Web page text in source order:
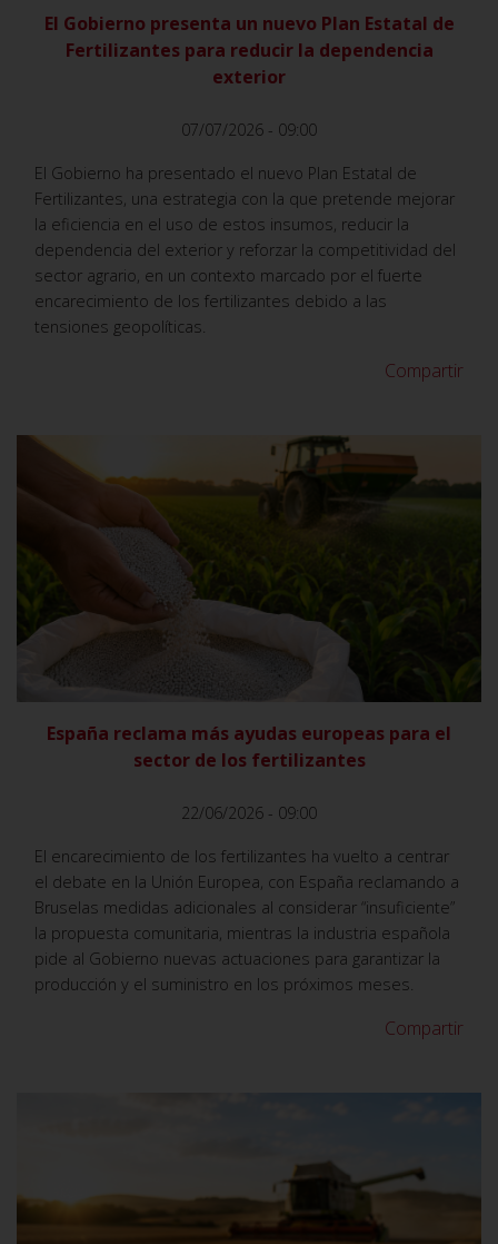
El Gobierno presenta un nuevo Plan Estatal de
Fertilizantes para reducir la dependencia
exterior
07/07/2026 - 09:00
El Gobierno ha presentado el nuevo Plan Estatal de
Fertilizantes, una estrategia con la que pretende mejorar
la eficiencia en el uso de estos insumos, reducir la
dependencia del exterior y reforzar la competitividad del
sector agrario, en un contexto marcado por el fuerte
encarecimiento de los fertilizantes debido a las
tensiones geopolíticas.
Compartir
España reclama más ayudas europeas para el
sector de los fertilizantes
22/06/2026 - 09:00
El encarecimiento de los fertilizantes ha vuelto a centrar
el debate en la Unión Europea, con España reclamando a
Bruselas medidas adicionales al considerar “insuficiente”
la propuesta comunitaria, mientras la industria española
pide al Gobierno nuevas actuaciones para garantizar la
producción y el suministro en los próximos meses.
Compartir